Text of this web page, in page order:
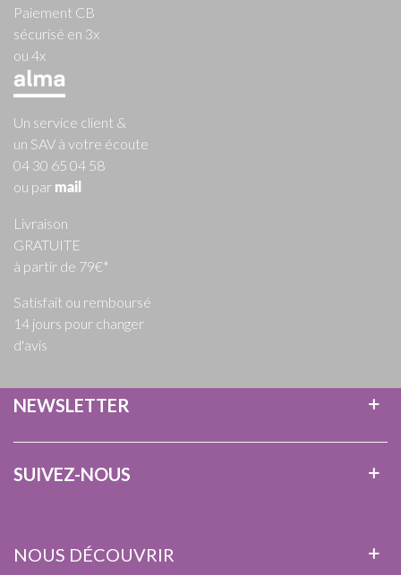
Paiement CB
sécurisé en 3x
ou 4x
Un service client &
un SAV à votre écoute
04 30 65 04 58
ou par mail
Livraison
GRATUITE
à partir de 79€*
Satisfait ou remboursé
14 jours pour changer
d'avis
NEWSLETTER
SUIVEZ-NOUS
NOUS DÉCOUVRIR